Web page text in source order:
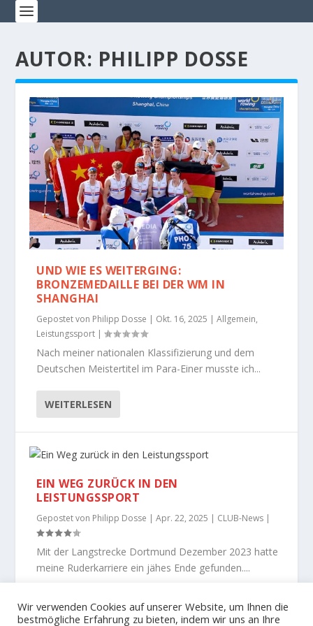
AUTOR: PHILIPP DOSSE
UND WIE ES WEITERGING:
BRONZEMEDAILLE BEI DER WM IN
SHANGHAI
Gepostet von Philipp Dosse | Okt. 16, 2025 |Allgemein,
Leistungssport |
Nach meiner nationalen Klassifizierung und dem
Deutschen Meistertitel im Para-Einer musste ich...
WEITERLESEN
EIN WEG ZURÜCK IN DEN
LEISTUNGSSPORT
Gepostet von Philipp Dosse |Apr. 22, 2025 | CLUB-News |
Mit der Langstrecke Dortmund Dezember 2023 hatte
meine Ruderkarriere ein jähes Ende gefunden....
WEITERLESEN
Wir verwenden Cookies auf unserer Website, um Ihnen die
bestmögliche Erfahrung zu bieten, indem wir uns an Ihre